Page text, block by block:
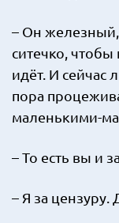
– Он
ситечко, чтобы
идёт. И сейчас
пора
маленькими-
– То есть вы и
– Я за цензуру.